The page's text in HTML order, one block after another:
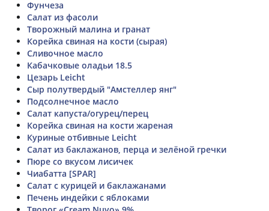
Фунчеза
Салат из фасоли
Творожный малина и гранат
Корейка свиная на кости (сырая)
Сливочное масло
Кабачковые оладьи 18.5
Цезарь Leicht
Сыр полутвердый "Амстеллер янг"
Подсолнечное масло
Салат капуста/огурец/перец
Корейка свиная на кости жареная
Куриные отбивные Leicht
Салат из баклажанов, перца и зелёной гречки
Пюре со вкусом лисичек
Чиабатта [SPAR]
Салат с курицей и баклажанами
Печень индейки с яблоками